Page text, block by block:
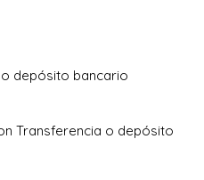
depósito bancario
Transferencia o depósito